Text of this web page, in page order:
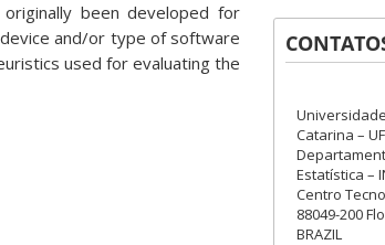
been developed for
and/or type of software
used for evaluating the
Catarina –
Estatística –
Centro
88049-200
BRAZIL